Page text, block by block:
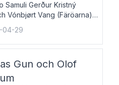
Samuli Gerður Kristný
Vónbjørt Vang (Färöarna)
verk och samtalar med
De läser upp på
och svenska och
04-29
Gun och Olof